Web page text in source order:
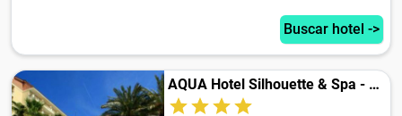
Buscar hotel ->
AQUA Hotel Silhouette & Spa - Adults Only